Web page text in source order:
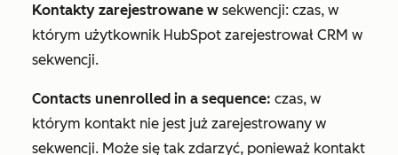
Kontakty zarejestrowane w sekwencji: czas, w
którym użytkownik HubSpot zarejestrował CRM w
sekwencji.
Contacts unenrolled in a sequence: czas, w
którym kontakt nie jest już zarejestrowany w
sekwencji. Może się tak zdarzyć, ponieważ kontakt